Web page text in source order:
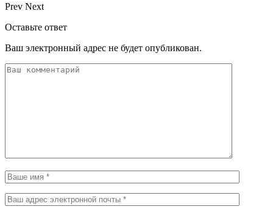
Prev Next
Оставьте ответ
Ваш электронный адрес не будет опубликован.